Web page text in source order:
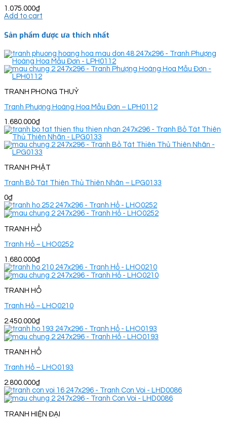
1.075.000₫
Add to cart
Sản phẩm được ưa thích nhất
TRANH PHONG THUỶ
Tranh Phượng Hoàng Hoa Mẫu Đơn – LPH0112
1.680.000₫
TRANH PHẬT
Tranh Bồ Tát Thiên Thủ Thiên Nhãn – LPG0133
0₫
TRANH HỔ
Tranh Hổ – LHO0252
1.680.000₫
TRANH HỔ
Tranh Hổ – LHO0210
2.450.000₫
TRANH HỔ
Tranh Hổ – LHO0193
2.800.000₫
TRANH HIỆN ĐẠI